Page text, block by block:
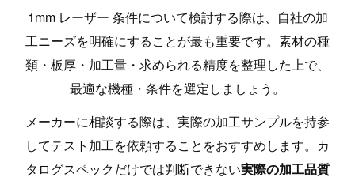
1mm レーザー 条件について検討する際は、自社の加
工ニーズを明確にすることが最も重要です。素材の種
類・板厚・加工量・求められる精度を整理した上で、
最適な機種・条件を選定しましょう。
メーカーに相談する際は、実際の加工サンプルを持参
してテスト加工を依頼することをおすすめします。カ
タログスペックだけでは判断できない実際の加工品質